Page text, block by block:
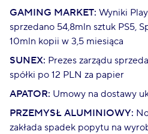
GAMING MARKET: Wyniki
sprzedano 54,8mln sztuk PS5,
10mln kopii w 3,5 miesiąca
SUNEX: Prezes zarządu
spółki po 12 PLN za papier
APATOR: Umowy na dostawy
PRZEMYSŁ ALUMINIOWY:
zakłada spadek popytu na